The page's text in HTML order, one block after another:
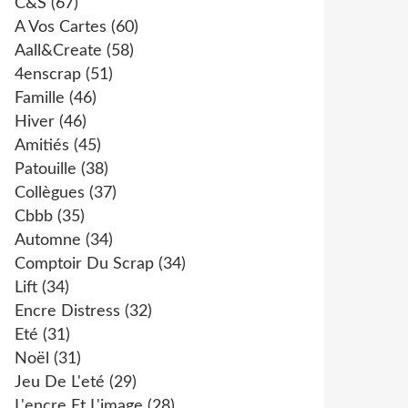
C&s (67)
A Vos Cartes (60)
Aall&create (58)
4enscrap (51)
Famille (46)
Hiver (46)
Amitiés (45)
Patouille (38)
Collègues (37)
Cbbb (35)
Automne (34)
Comptoir Du Scrap (34)
Lift (34)
Encre Distress (32)
Eté (31)
Noël (31)
Jeu De L'eté (29)